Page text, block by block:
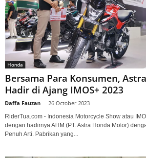
Honda
Bersama Para Konsumen,
Hadir di Ajang IMOS+ 2023
Daffa Fauzan 26 October 2023
RiderTua.com - Indonesia Motorcycle Show atau
dengan hadirnya AHM (PT. Astra Honda Motor)
Penuh Arti. Pabrikan yang...